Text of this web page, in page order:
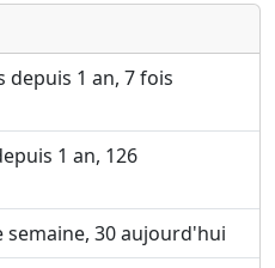
depuis 1 an, 7 fois
1 an, 126
semaine, 30 aujourd'hui